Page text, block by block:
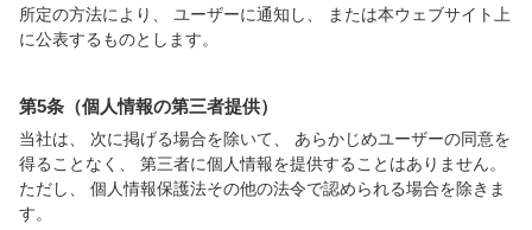
所定の方法により、 ユーザーに通知し、 または本ウェブサイト上
に公表するものとします。
第5条（個人情報の第三者提供）
当社は、 次に掲げる場合を除いて、 あらかじめユーザーの同意を
得ることなく、 第三者に個人情報を提供することはありません。
ただし、 個人情報保護法その他の法令で認められる場合を除きま
す。